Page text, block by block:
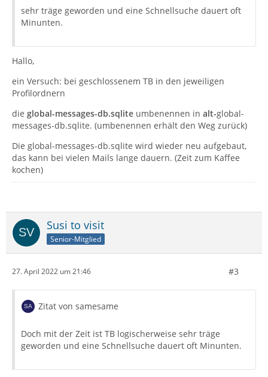
sehr träge geworden und eine Schnellsuche dauert oft
Minunten.
Hallo,
ein Versuch: bei geschlossenem TB in den jeweiligen
Profilordnern
die global-messages-db.sqlite umbenennen in alt-global-
messages-db.sqlite. (umbenennen erhält den Weg zurück)
Die global-messages-db.sqlite wird wieder neu aufgebaut,
das kann bei vielen Mails lange dauern. (Zeit zum Kaffee
kochen)
Susi to visit
Senior-Mitglied
27. April 2022 um 21:46 #3
Zitat von samesame
Doch mit der Zeit ist TB logischerweise sehr träge
geworden und eine Schnellsuche dauert oft Minunten.